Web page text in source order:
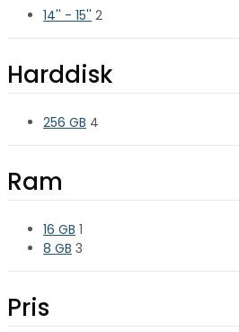
14'' - 15'' 2
Harddisk
256 GB 4
Ram
16 GB 1
8 GB 3
Pris